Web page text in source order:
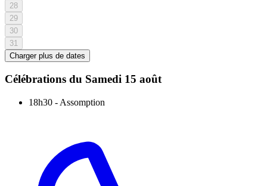
28
29
30
31
Charger plus de dates
Célébrations du Samedi 15 août
18h30 - Assomption